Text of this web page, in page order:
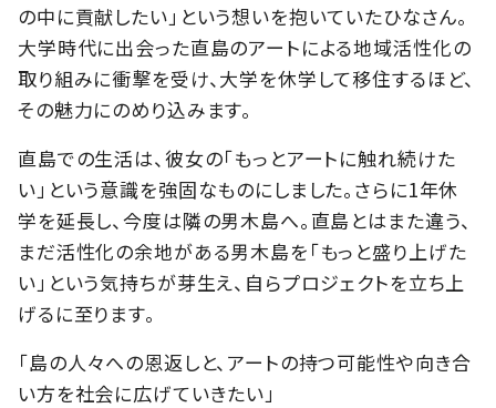
の中に貢献したい」という想いを抱いていたひなさん。
大学時代に出会った直島のアートによる地域活性化の
取り組みに衝撃を受け、大学を休学して移住するほど、
その魅力にのめり込みます。
直島での生活は、彼女の「もっとアートに触れ続けた
い」という意識を強固なものにしました。さらに1年休
学を延長し、今度は隣の男木島へ。直島とはまた違う、
まだ活性化の余地がある男木島を「もっと盛り上げた
い」という気持ちが芽生え、自らプロジェクトを立ち上
げるに至ります。
「島の人々への恩返しと、アートの持つ可能性や向き合
い方を社会に広げていきたい」